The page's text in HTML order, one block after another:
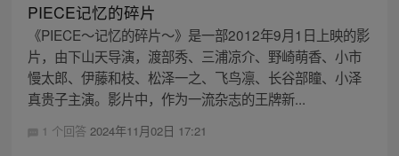
PIECE记忆的碎片
《PIECE～记忆的碎片～》是一部2012年9月1日上映的影
片，由下山天导演，渡部秀、三浦凉介、野崎萌香、小市
慢太郎、伊藤和枝、松泽一之、飞鸟凛、长谷部瞳、小泽
真贵子主演。影片中，作为一流杂志的王牌新...
1 个回答 2024年11月02日 17:21